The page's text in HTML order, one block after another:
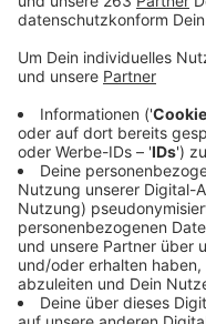
Veröffentlicht:
Anzeige
Heute um 11 Uhr
Wittgenstein die
wieder landesweiter
Manges aus dem
Nachfrage eine
Rückmeldungen
letzten Warntag